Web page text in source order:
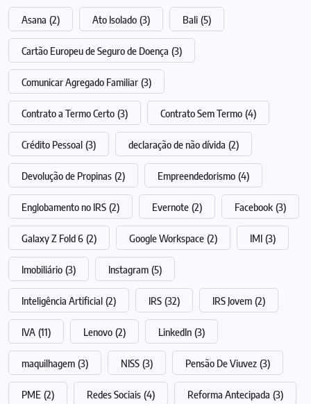
Asana (2) Ato Isolado (3) Bali (5)
Cartão Europeu de Seguro de Doença (3)
Comunicar Agregado Familiar (3)
Contrato a Termo Certo (3) Contrato Sem Termo (4)
Crédito Pessoal (3) declaração de não dívida (2)
Devolução de Propinas (2) Empreendedorismo (4)
Englobamento no IRS (2) Evernote (2) Facebook (3)
Galaxy Z Fold 6 (2) Google Workspace (2) IMI (3)
Imobiliário (3) Instagram (5)
Inteligência Artificial (2) IRS (32) IRS Jovem (2)
IVA (11) Lenovo (2) LinkedIn (3)
maquilhagem (3) NISS (3) Pensão De Viuvez (3)
PME (2) Redes Sociais (4) Reforma Antecipada (3)